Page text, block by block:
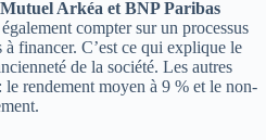
Arkéa et BNP Paribas
compter sur un processus
financer. C’est ce qui explique le
de la société. Les autres
le rendement moyen à 9 % et le non-